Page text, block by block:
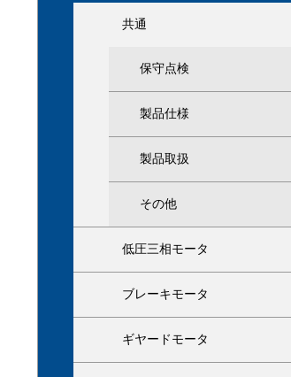
共通
保守点検
製品仕様
製品取扱
その他
低圧三相モータ
ブレーキモータ
ギヤードモータ